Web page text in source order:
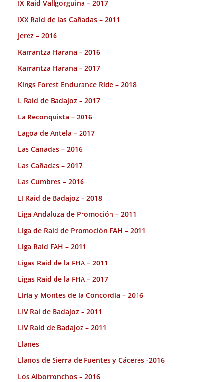
IX Raid Vallgorguina – 2017
IXX Raid de las Cañadas – 2011
Jerez – 2016
Karrantza Harana – 2016
Karrantza Harana – 2017
Kings Forest Endurance Ride – 2018
L Raid de Badajoz – 2017
La Reconquista – 2016
Lagoa de Antela – 2017
Las Cañadas – 2016
Las Cañadas – 2017
Las Cumbres – 2016
LI Raid de Badajoz – 2018
Liga Andaluza de Promoción – 2011
Liga de Raid de Promoción FAH – 2011
Liga Raid FAH – 2011
Ligas Raid de la FHA – 2011
Ligas Raid de la FHA – 2017
Liria y Montes de la Concordia – 2016
LIV Rai de Badajoz – 2011
LIV Raid de Badajoz – 2011
Llanes
Llanos de Sierra de Fuentes y Cáceres -2016
Los Alborronchos – 2016